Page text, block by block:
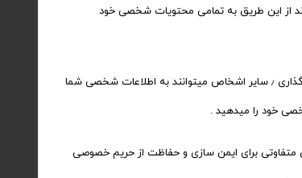
یکپارچه بودن خدمات دستگاه های اپل ٫ هر شخص فقط به یک عدد اپل آیدی نیاز دارد ٫ تا به سادگی بتواند از این طریق به تمامی محتویات شخصی خود
آیا میتوانم اپل آیدی خود را با شخص دیگری به اشتراک بگذارم ؟‌ خیر . شناسه حریم خصوصی شما میباشد و نباید با دیگران به اشتراک گذاشته شود . در صورت اشتراک گذاری ٫ سایر اشخاص میتوانند به اطلاعات شخصی شما
بسیار مهم میباشد ٫ به همین دلیل از سوی کمپانی اپل راهکارهای متفاوتی برای ایمن سازی و حفاظت از حریم خصوصی